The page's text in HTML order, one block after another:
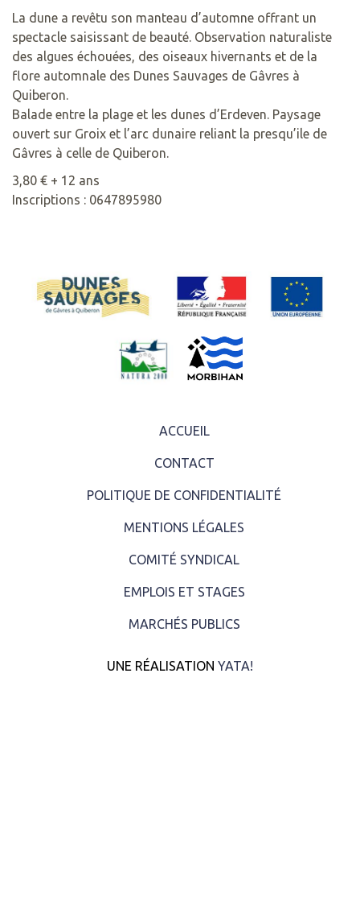
La dune a revêtu son manteau d’automne offrant un
spectacle saisissant de beauté. Observation naturaliste
des algues échouées, des oiseaux hivernants et de la
flore automnale des Dunes Sauvages de Gâvres à
Quiberon.
Balade entre la plage et les dunes d’Erdeven. Paysage
ouvert sur Groix et l’arc dunaire reliant la presqu’ile de
Gâvres à celle de Quiberon.
3,80 € + 12 ans
Inscriptions : 0647895980
ACCUEIL
CONTACT
POLITIQUE DE CONFIDENTIALITÉ
MENTIONS LÉGALES
COMITÉ SYNDICAL
EMPLOIS ET STAGES
MARCHÉS PUBLICS
UNE RÉALISATION YATA!